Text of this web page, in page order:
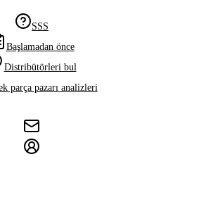
SSS
Başlamadan önce
Distribütörleri bul
parça pazarı analizleri